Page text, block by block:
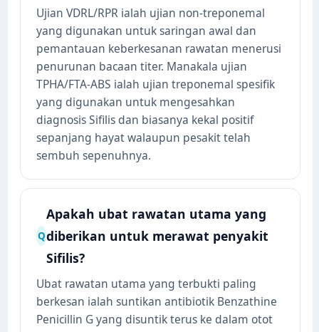
Ujian VDRL/RPR ialah ujian non-treponemal
yang digunakan untuk saringan awal dan
pemantauan keberkesanan rawatan menerusi
penurunan bacaan titer. Manakala ujian
TPHA/FTA-ABS ialah ujian treponemal spesifik
yang digunakan untuk mengesahkan
diagnosis Sifilis dan biasanya kekal positif
sepanjang hayat walaupun pesakit telah
sembuh sepenuhnya.
Q
Apakah ubat rawatan utama yang
diberikan untuk merawat penyakit
Sifilis?
Ubat rawatan utama yang terbukti paling
berkesan ialah suntikan antibiotik Benzathine
Penicillin G yang disuntik terus ke dalam otot